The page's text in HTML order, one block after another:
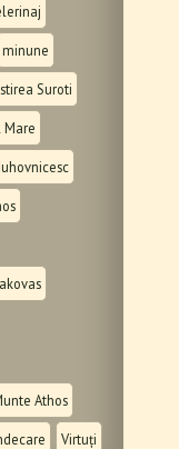
minune
Suroti
Mare
Athos
Virtuți